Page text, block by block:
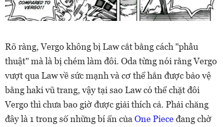
Rõ ràng, Vergo không bị Law cắt bằng cách "phẫu
thuật" mà là bị chém làm đôi. Oda từng nói rằng Vergo
vượt qua Law về sức mạnh và cơ thể hắn được bảo vệ
bằng haki vũ trang, vậy tại sao Law có thể chặt đôi
Vergo thì chưa bao giờ được giải thích cả. Phải chăng
đây là 1 trong số những bí ẩn của One Pieceđang chờ